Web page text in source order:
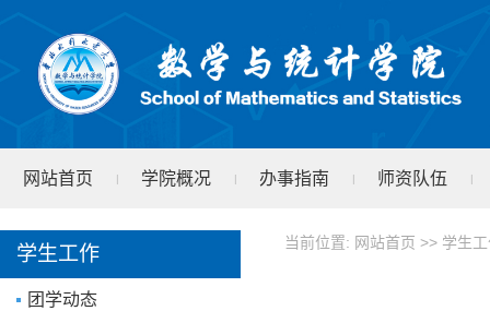
网站首页 | 学院概况 | 办事指南 | 师资队伍 |
学院文件
学生工作
团学动态
当前位置: 网站首页 >> 学生